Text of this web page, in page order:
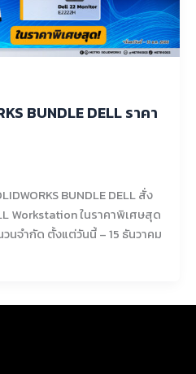
BUNDLE DELL ราคา
BUNDLE DELL สั่ง
Workstation ในราคาพิเศษสุด
นจำกัด ตั้งแต่วันนี้ – 15 ธันวาคม